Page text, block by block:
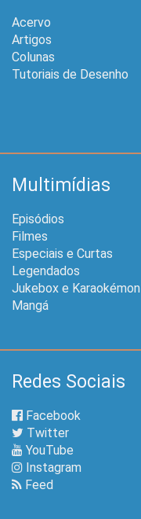
Acervo
Artigos
Colunas
Tutoriais de Desenho
Multimídias
Episódios
Filmes
Especiais e Curtas
Legendados
Jukebox e Karaokémon
Mangá
Redes Sociais
Facebook
Twitter
YouTube
Instagram
Feed